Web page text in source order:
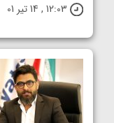
12:03 , 14 تیر 01